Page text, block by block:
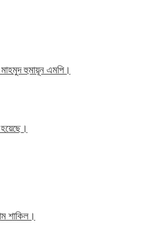
মাহমুদ হুমায়ূন এমপি।
শাকিল।